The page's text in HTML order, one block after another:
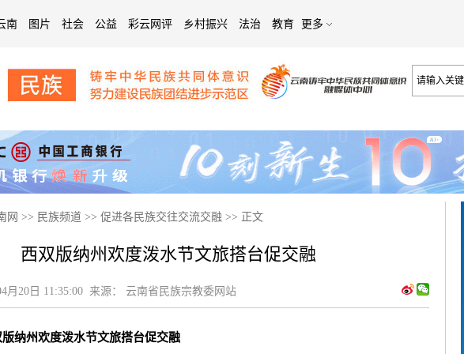
南 图片 社会 公益 彩云网评 乡村振兴 法治 教育 更多
网 >> 民族频道 >> 促进各民族交往交流交融 >> 正文
西双版纳州欢度泼水节文旅搭台促交融
月20日 11:35:00 来源： 云南省民族宗教委网站
纳州欢度泼水节文旅搭台促交融